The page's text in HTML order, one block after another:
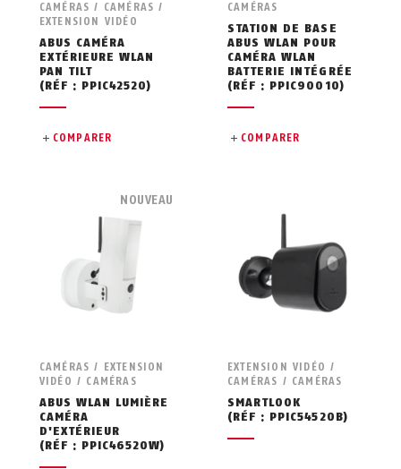
CAMÉRAS / CAMÉRAS /
EXTENSION VIDÉO
ABUS CAMÉRA
EXTÉRIEURE WLAN
PAN TILT
(RÉF : PPIC42520)
COMPARER
CAMÉRAS
STATION DE BASE
ABUS WLAN POUR
CAMÉRA WLAN
BATTERIE INTÉGRÉE
(RÉF : PPIC90010)
COMPARER
CAMÉRAS / EXTENSION
VIDÉO / CAMÉRAS
ABUS WLAN LUMIÈRE
CAMÉRA
D'EXTÉRIEUR
(RÉF : PPIC46520W)
NOUVEAU
EXTENSION VIDÉO /
CAMÉRAS / CAMÉRAS
SMARTLOOK
(RÉF : PPIC54520B)